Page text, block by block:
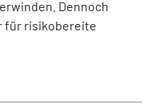
Dennoch
für risikobereite